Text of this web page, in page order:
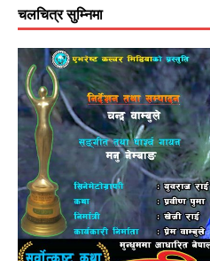
चलचित्र सुम्निमा